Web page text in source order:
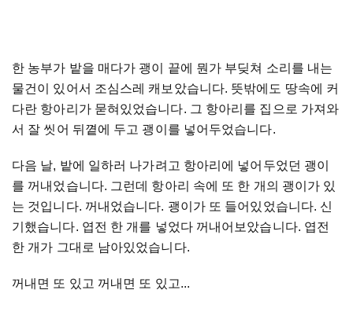
한 농부가 밭을 매다가 괭이 끝에 뭔가 부딪쳐 소리를 내는
물건이 있어서 조심스레 캐보았습니다. 뜻밖에도 땅속에 커
다란 항아리가 묻혀있었습니다. 그 항아리를 집으로 가져와
서 잘 씻어 뒤꼍에 두고 괭이를 넣어두었습니다.
다음 날, 밭에 일하러 나가려고 항아리에 넣어두었던 괭이
를 꺼내었습니다. 그런데 항아리 속에 또 한 개의 괭이가 있
는 것입니다. 꺼내었습니다. 괭이가 또 들어있었습니다. 신
기했습니다. 엽전 한 개를 넣었다 꺼내어보았습니다. 엽전
한 개가 그대로 남아있었습니다.
꺼내면 또 있고 꺼내면 또 있고...